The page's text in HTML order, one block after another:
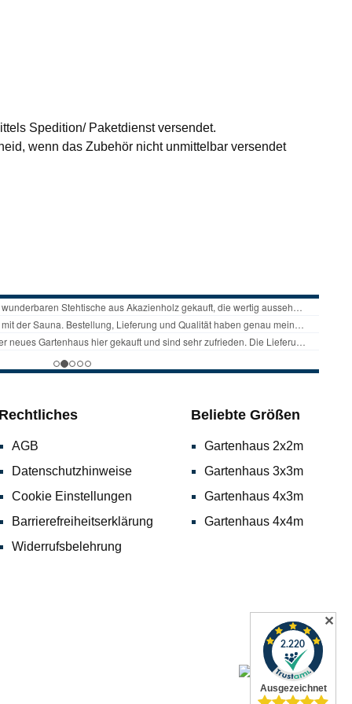
Spedition/ Paketdienst versendet.
wenn das Zubehör nicht unmittelbar versendet
Rechtliches
AGB
Datenschutzhinweise
Cookie Einstellungen
Barrierefreiheitserklärung
Widerrufsbelehrung
Beliebte Größen
Gartenhaus 2x2m
Gartenhaus 3x3m
Gartenhaus 4x3m
Gartenhaus 4x4m
✕